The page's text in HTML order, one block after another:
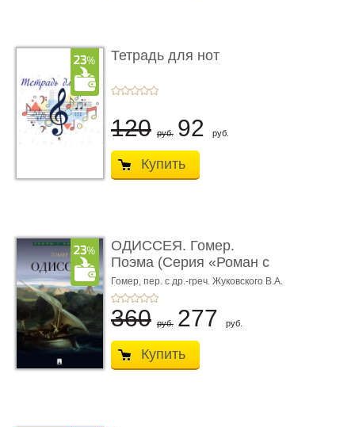
Тетрадь для нот
120 руб. 92 руб.
Купить
ОДИССЕЯ. Гомер.
Поэма (Серия «Роман с
книгой»)
Гомер, пер. с др.-греч. Жуковского В.А.
360 руб. 277 руб.
Купить